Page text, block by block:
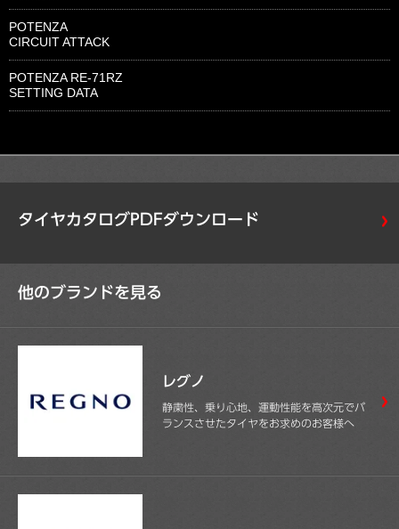
POTENZA
CIRCUIT ATTACK
POTENZA RE-71RZ
SETTING DATA
タイヤカタログPDFダウンロード
他のブランドを見る
レグノ
静粛性、乗り心地、運動性能を高次元でバ
ランスさせたタイヤをお求めのお客様へ